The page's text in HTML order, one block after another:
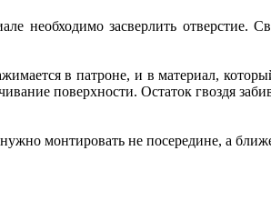
необходимо засверлить отверстие.
в патроне, и в материал,
поверхности. Остаток гвоздя
монтировать не посередине, а